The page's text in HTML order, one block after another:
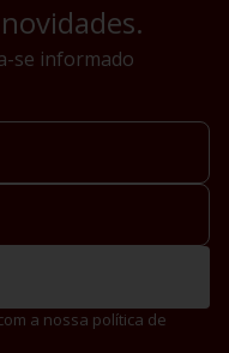
se informado
a nossa política de